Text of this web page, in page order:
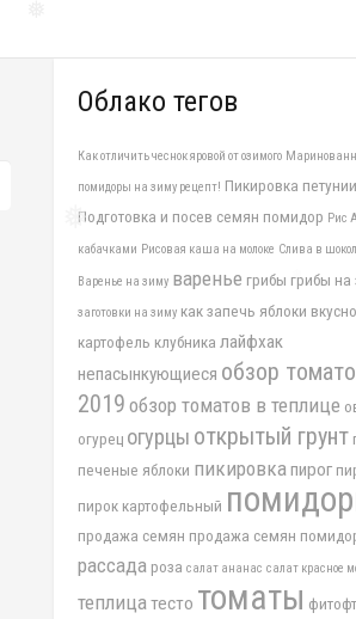
❅
❅
Облако тегов
Как отличить чеснок яровой от озимого
помидоры на зиму рецепт! Пикировка петунии
Подготовка и посев семян помидор Рис
кабачками Рисовая каша на молоке Слива в
Варенье на зиму варенье грибы грибы на
заготовки на зиму как запечь яблоки вкусно
картофель клубника лайфхак
непасынкующиеся обзор
2019 обзор томатов в теплице
огурец огурцы открытый грунт
печеные яблоки пикировкапирог
пирок картофельный
продажа семян продажа семян
рассада роза салат ананас салат красное
теплицатесто томаты